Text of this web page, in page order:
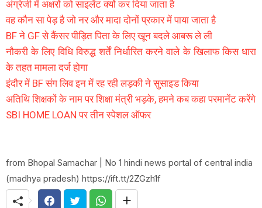
अंग्रेजी में अक्षरों को साइलेंट क्यों कर दिया जाता है
वह कौन सा पेड़ है जो नर और मादा दोनों प्रकार में पाया जाता है
BF ने GF से कैंसर पीड़ित पिता के लिए खून बदले आबरू ले ली
नौकरी के लिए विधि विरुद्ध शर्तें निर्धारित करने वाले के खिलाफ किस धारा
के तहत मामला दर्ज होगा
इंदौर में BF संग लिव इन में रह रही लड़की ने सुसाइड किया
अतिथि शिक्षकों के नाम पर शिक्षा मंत्री भड़के, हमने कब कहा परमानेंट करेंगे
SBI HOME LOAN पर तीन स्पेशल ऑफर
from Bhopal Samachar | No 1 hindi news portal of central india
(madhya pradesh) https://ift.tt/2ZGzh1f